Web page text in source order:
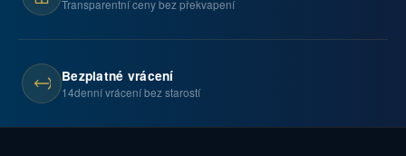
Transparentní ceny bez překvapení
Bezplatné vrácení
14denní vrácení bez starostí